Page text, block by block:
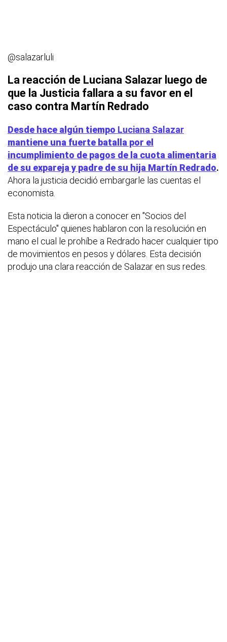
@salazarluli
La reacción de Luciana Salazar luego de
que la Justicia fallara a su favor en el
caso contra Martín Redrado
Desde hace algún tiempo Luciana Salazar
mantiene una fuerte batalla por el
incumplimiento de pagos de la cuota alimentaria
de su expareja y padre de su hija Martín Redrado.
Ahora la justicia decidió embargarle las cuentas el
economista.
Esta noticia la dieron a conocer en "Socios del
Espectáculo" quienes hablaron con la resolución en
mano el cual le prohíbe a Redrado hacer cualquier tipo
de movimientos en pesos y dólares. Esta decisión
produjo una clara reacción de Salazar en sus redes.